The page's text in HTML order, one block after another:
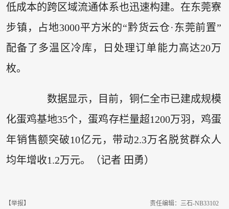
低成本的跨区域流通体系也迅速构建。在东莞寮
步镇，占地3000平方米的“黔货云仓·东莞前置”
配备了多温区冷库，日处理订单能力高达20万
枚。
数据显示，目前，铜仁全市已建成规模
化蛋鸡基地35个，蛋鸡存栏量超1200万羽，鸡蛋
年销售额突破10亿元，带动2.3万名脱贫群众人
均年增收1.2万元。（记者 田勇）
【举报】 责任编辑：三石-NB33102